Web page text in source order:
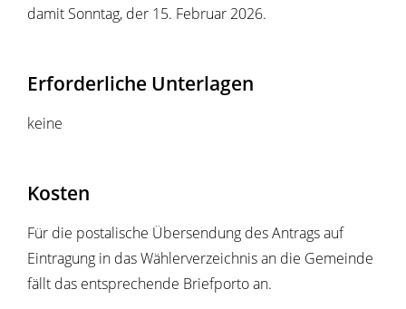
damit Sonntag, der 15. Februar 2026.
Erforderliche Unterlagen
keine
Kosten
Für die postalische Übersendung des Antrags auf
Eintragung in das Wählerverzeichnis an die Gemeinde
fällt das entsprechende Briefporto an.